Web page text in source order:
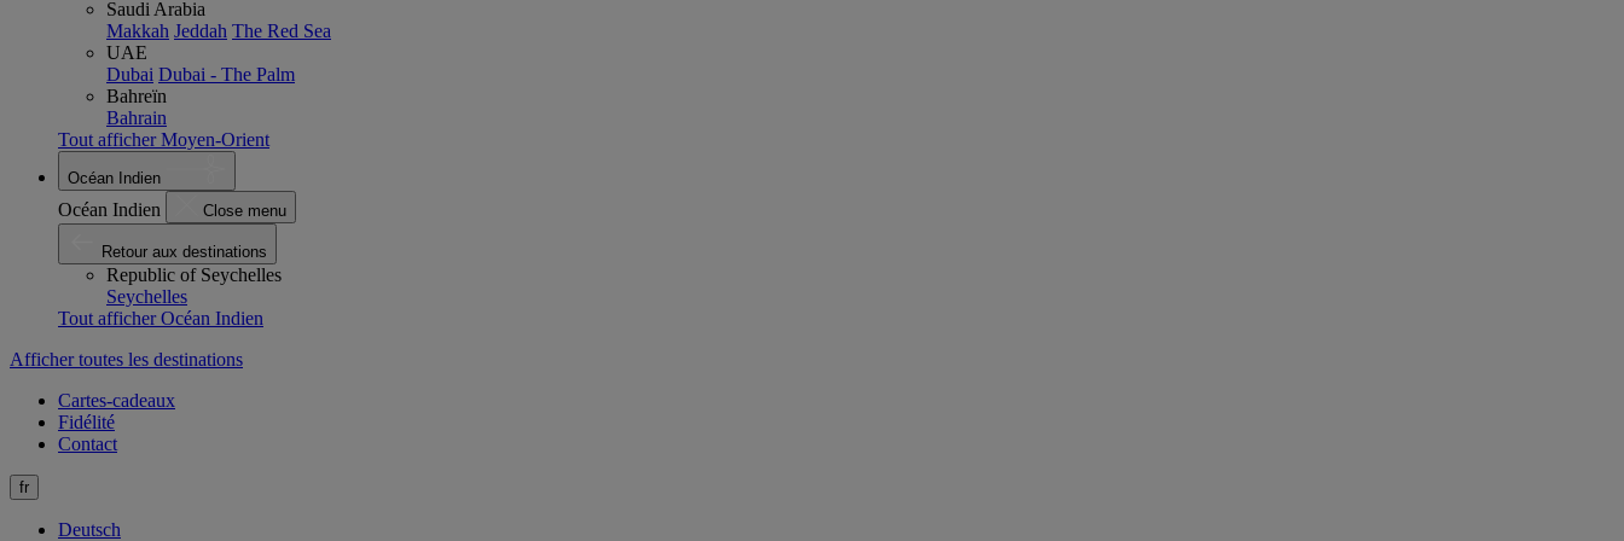
Saudi Arabia
Makkah Jeddah The Red Sea
UAE
Dubai Dubai - The Palm
Bahreïn
Bahrain
Tout afficher Moyen-Orient
Océan Indien
Océan Indien Close menu
Retour aux destinations
Republic of Seychelles
Seychelles
Tout afficher Océan Indien
Afficher toutes les destinations
Cartes-cadeaux
Fidélité
Contact
fr
Deutsch